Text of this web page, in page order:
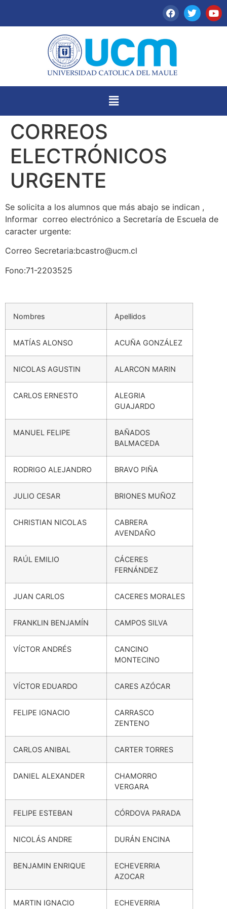
CORREOS
ELECTRÓNICOS
URGENTE
Se solicita a los alumnos que más abajo se indican ,
Informar correo electrónico a Secretaría de Escuela de
caracter urgente:
Correo Secretaria:bcastro@ucm.cl
Fono:71-2203525
Nombres Apellidos
MATÍAS ALONSO ACUÑA GONZÁLEZ
NICOLAS AGUSTIN ALARCON MARIN
CARLOS ERNESTO
ALEGRIA
GUAJARDO
MANUEL FELIPE
BAÑADOS
BALMACEDA
RODRIGO ALEJANDRO BRAVO PIÑA
JULIO CESAR BRIONES MUÑOZ
CHRISTIAN NICOLAS
CABRERA
AVENDAÑO
RAÚL EMILIO
CÁCERES
FERNÁNDEZ
JUAN CARLOS CACERES MORALES
FRANKLIN BENJAMÍN CAMPOS SILVA
VÍCTOR ANDRÉS
CANCINO
MONTECINO
VÍCTOR EDUARDO CARES AZÓCAR
FELIPE IGNACIO
CARRASCO
ZENTENO
CARLOS ANIBAL CARTER TORRES
DANIEL ALEXANDER
CHAMORRO
VERGARA
FELIPE ESTEBAN CÓRDOVA PARADA
NICOLÁS ANDRE DURÁN ENCINA
BENJAMIN ENRIQUE
ECHEVERRIA
AZOCAR
MARTIN IGNACIO ECHEVERRIA